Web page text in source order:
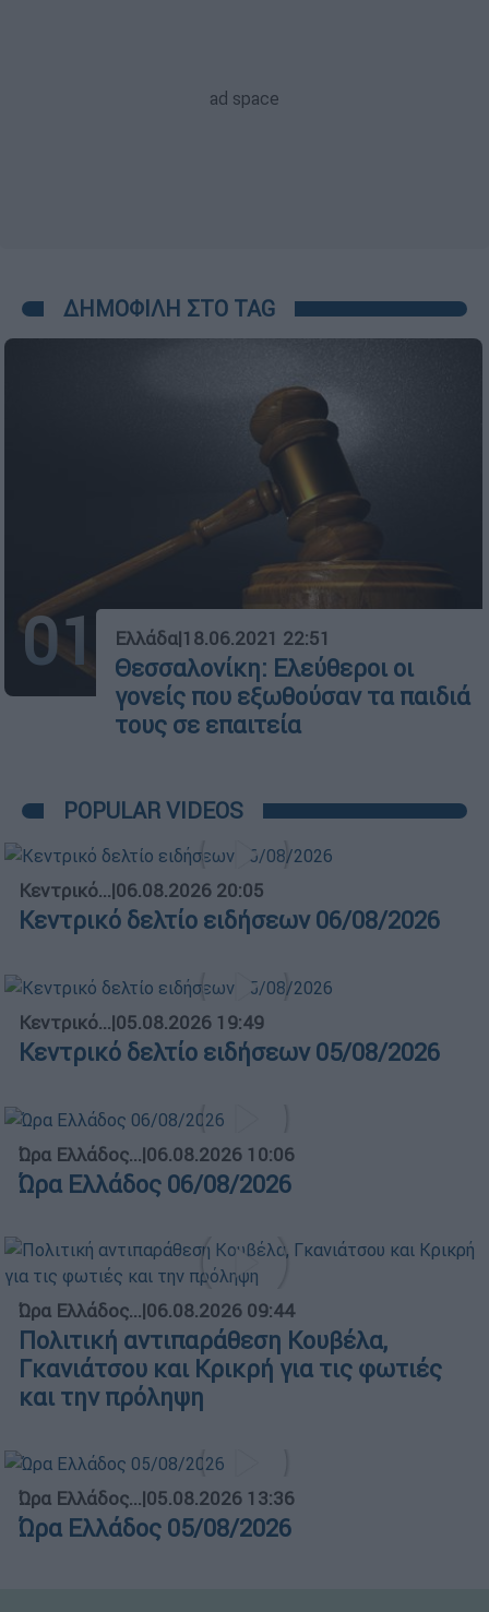
ΔΗΜΟΦΙΛΗ ΣΤΟ TAG
01 Ελλάδα|18.06.2021 22:51
Θεσσαλονίκη: Ελεύθεροι οι
γονείς που εξωθούσαν τα παιδιά
τους σε επαιτεία
POPULAR VIDEOS
Κεντρικό...|06.08.2026 20:05
Κεντρικό δελτίο ειδήσεων 06/08/2026
Κεντρικό...|05.08.2026 19:49
Κεντρικό δελτίο ειδήσεων 05/08/2026
Ώρα Ελλάδος...|06.08.2026 10:06
Ώρα Ελλάδος 06/08/2026
Ώρα Ελλάδος...|06.08.2026 09:44
Πολιτική αντιπαράθεση Κουβέλα,
Γκανιάτσου και Κρικρή για τις φωτιές
και την πρόληψη
Ώρα Ελλάδος...|05.08.2026 13:36
Ώρα Ελλάδος 05/08/2026